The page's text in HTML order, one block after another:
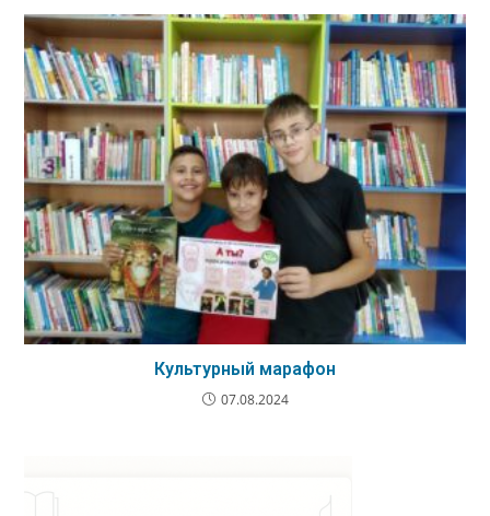
Культурный марафон
07.08.2024